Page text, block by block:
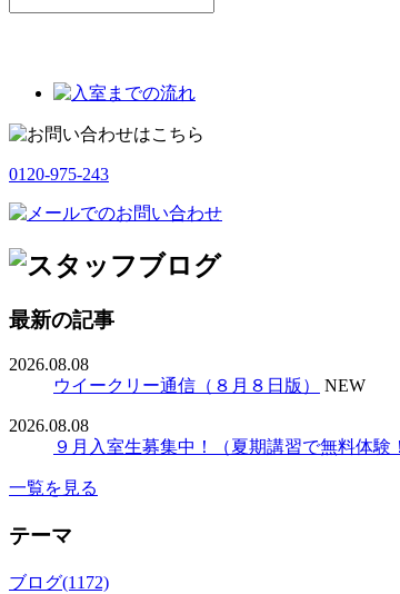
0120-975-243
最新の記事
2026.08.08
ウイークリー通信（８月８日版）
NEW
2026.08.08
９月入室生募集中！（夏期講習で無料体験
一覧を見る
テーマ
ブログ(1172)